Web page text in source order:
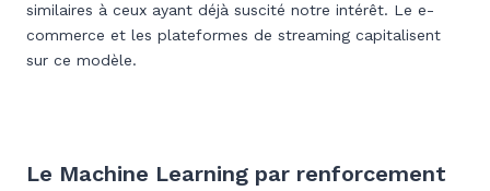
similaires à ceux ayant déjà suscité notre intérêt. Le e-
commerce et les plateformes de streaming capitalisent
sur ce modèle.
Le Machine Learning par renforcement